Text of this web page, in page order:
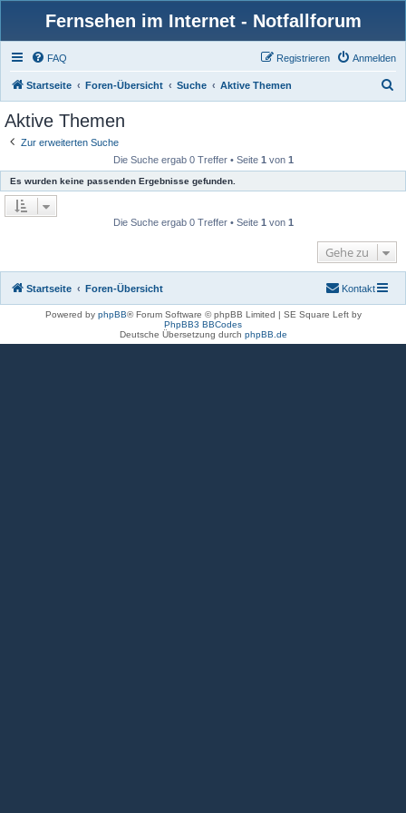
Fernsehen im Internet - Notfallforum
FAQ Anmelden
Registrieren
Startseite Foren-Übersicht Suche Aktive Themen
e
Aktive Themen
Zur erweiterten Suche
Die Suche ergab 0 Treffer • Seite 1 von 1
Es wurden keine passenden Ergebnisse gefunden.
Die Suche ergab 0 Treffer • Seite 1 von 1
Gehe zu
Startseite Foren-Übersicht Kontakt
Powered by phpBB® Forum Software © phpBB Limited | SE Square Left by
PhpBB3 BBCodes
Deutsche Übersetzung durch phpBB.de